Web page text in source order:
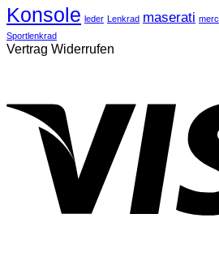
Konsole leder Lenkrad maserati
Sportlenkrad
Vertrag Widerrufen